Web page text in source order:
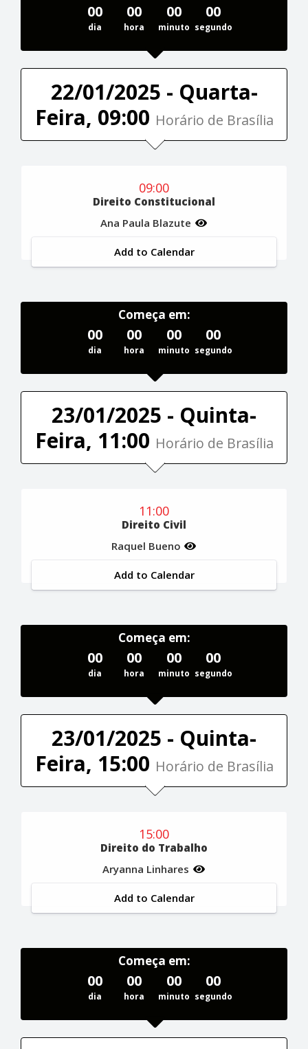
00
dia
00
hora
00
minuto
00
segundo
22/01/2025 - Quarta-
Feira, 09:00 Horário de Brasília
09:00
Direito Constitucional
Ana Paula Blazute
Add to Calendar
Começa em:
00
dia
00
hora
00
minuto
00
segundo
23/01/2025 - Quinta-
Feira, 11:00 Horário de Brasília
11:00
Direito Civil
Raquel Bueno
Add to Calendar
Começa em:
00
dia
00
hora
00
minuto
00
segundo
23/01/2025 - Quinta-
Feira, 15:00 Horário de Brasília
15:00
Direito do Trabalho
Aryanna Linhares
Add to Calendar
Começa em:
00
dia
00
hora
00
minuto
00
segundo